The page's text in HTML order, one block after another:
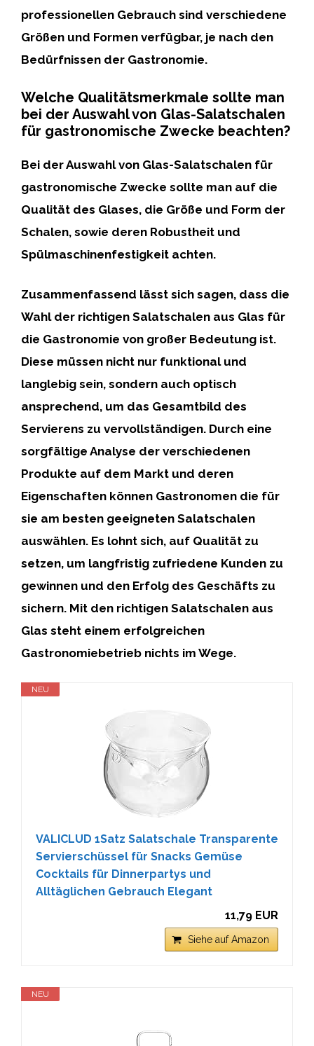
professionellen Gebrauch sind verschiedene
Größen und Formen verfügbar, je nach den
Bedürfnissen der Gastronomie.
Welche Qualitätsmerkmale sollte man
bei der Auswahl von Glas-Salatschalen
für gastronomische Zwecke beachten?
Bei der Auswahl von Glas-Salatschalen für
gastronomische Zwecke sollte man auf die
Qualität des Glases, die Größe und Form der
Schalen, sowie deren Robustheit und
Spülmaschinenfestigkeit achten.
Zusammenfassend lässt sich sagen, dass die
Wahl der richtigen Salatschalen aus Glas für
die Gastronomie von großer Bedeutung ist.
Diese müssen nicht nur funktional und
langlebig sein, sondern auch optisch
ansprechend, um das Gesamtbild des
Servierens zu vervollständigen. Durch eine
sorgfältige Analyse der verschiedenen
Produkte auf dem Markt und deren
Eigenschaften können Gastronomen die für
sie am besten geeigneten Salatschalen
auswählen. Es lohnt sich, auf Qualität zu
setzen, um langfristig zufriedene Kunden zu
gewinnen und den Erfolg des Geschäfts zu
sichern. Mit den richtigen Salatschalen aus
Glas steht einem erfolgreichen
Gastronomiebetrieb nichts im Wege.
NEU
VALICLUD 1Satz Salatschale Transparente
Servierschüssel für Snacks Gemüse
Cocktails für Dinnerpartys und
Alltäglichen Gebrauch Elegant
11,79 EUR
Siehe auf Amazon
NEU